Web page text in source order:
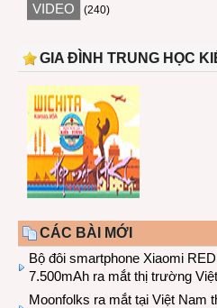
VIDEO (240)
GIA ĐÌNH TRUNG HỌC
CÁC BÀI MỚI
Bộ đôi smartphone Xiaomi
7.500mAh ra mắt thị trường
Moonfolks ra mắt tại Việt Nam